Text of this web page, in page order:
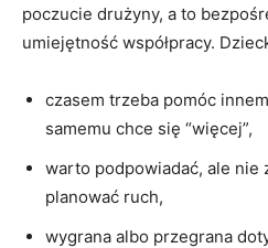
poczucie drużyny, a to
umiejętność współpracy.
czasem trzeba pomóc
samemu chce się “więcej”,
warto podpowiadać, ale nie
planować ruch,
wygrana albo przegrana